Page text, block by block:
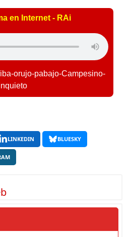
en Internet - RAi
orujo-pabajo-Campesino-
LINKEDIN BLUESKY